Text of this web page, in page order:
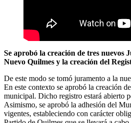
Se aprobó la creación de tres nuevos
Nuevo Quilmes y la creación del
De este modo se tomó juramento a la
En este contexto se aprobó la creación
municipal. Dicho registro estará abierto
Asimismo, se aprobó la adhesión del
vigentes, estableciendo con carácter